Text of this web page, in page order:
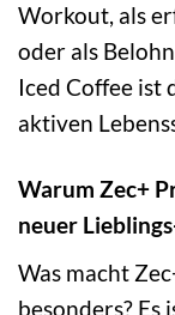
Workout, als
oder als
Iced Coffee ist
aktiven
Warum Zec+
neuer
Was macht
besonders?